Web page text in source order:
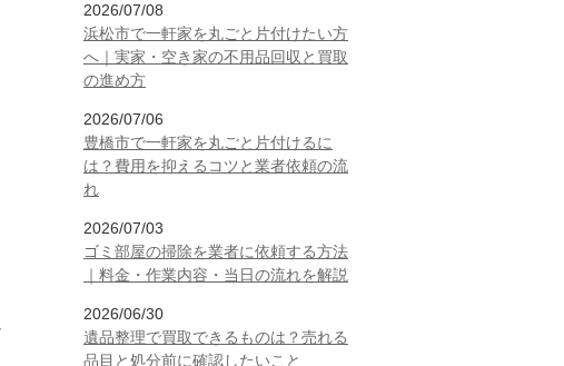
2026/07/08
浜松市で一軒家を丸ごと片付けたい方
へ｜実家・空き家の不用品回収と買取
の進め方
2026/07/06
豊橋市で一軒家を丸ごと片付けるに
は？費用を抑えるコツと業者依頼の流
れ
2026/07/03
ゴミ部屋の掃除を業者に依頼する方法
｜料金・作業内容・当日の流れを解説
2026/06/30
遺品整理で買取できるものは？売れる
品目と処分前に確認したいこと